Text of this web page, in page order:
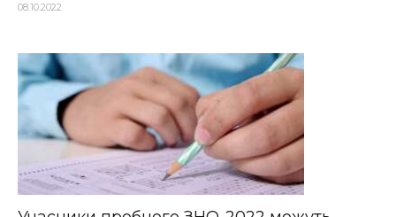
08.10.2022